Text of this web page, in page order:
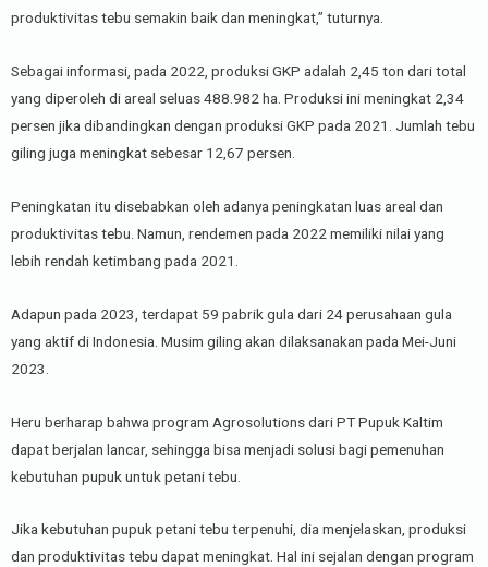
produktivitas tebu semakin baik dan meningkat,” tuturnya.
Sebagai informasi, pada 2022, produksi GKP adalah 2,45 ton dari total
yang diperoleh di areal seluas 488.982 ha. Produksi ini meningkat 2,34
persen jika dibandingkan dengan produksi GKP pada 2021. Jumlah tebu
giling juga meningkat sebesar 12,67 persen.
Peningkatan itu disebabkan oleh adanya peningkatan luas areal dan
produktivitas tebu. Namun, rendemen pada 2022 memiliki nilai yang
lebih rendah ketimbang pada 2021.
Adapun pada 2023, terdapat 59 pabrik gula dari 24 perusahaan gula
yang aktif di Indonesia. Musim giling akan dilaksanakan pada Mei-Juni
2023.
Heru berharap bahwa program Agrosolutions dari PT Pupuk Kaltim
dapat berjalan lancar, sehingga bisa menjadi solusi bagi pemenuhan
kebutuhan pupuk untuk petani tebu.
Jika kebutuhan pupuk petani tebu terpenuhi, dia menjelaskan, produksi
dan produktivitas tebu dapat meningkat. Hal ini sejalan dengan program